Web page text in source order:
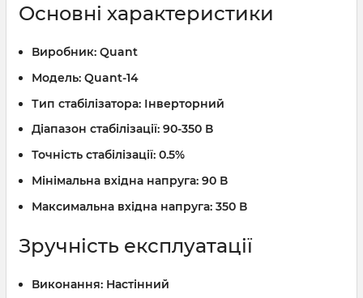
Основні характеристики
Виробник: Quant
Модель: Quant-14
Тип стабілізатора: Інверторний
Діапазон стабілізації: 90-350 В
Точність стабілізації: 0.5%
Мінімальна вхідна напруга: 90 В
Максимальна вхідна напруга: 350 В
Зручність експлуатації
Виконання: Настінний